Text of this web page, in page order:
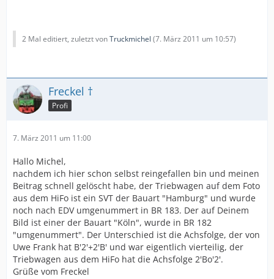
2 Mal editiert, zuletzt vonTruckmichel (7. März 2011 um 10:57)
Freckel †
Profi
7. März 2011 um 11:00
Hallo Michel,
nachdem ich hier schon selbst reingefallen bin und meinen
Beitrag schnell gelöscht habe, der Triebwagen auf dem Foto
aus dem HiFo ist ein SVT der Bauart "Hamburg" und wurde
noch nach EDV umgenummert in BR 183. Der auf Deinem
Bild ist einer der Bauart "Köln", wurde in BR 182
"umgenummert". Der Unterschied ist die Achsfolge, der von
Uwe Frank hat B'2'+2'B' und war eigentlich vierteilig, der
Triebwagen aus dem HiFo hat die Achsfolge 2'Bo'2'.
Grüße vom Freckel